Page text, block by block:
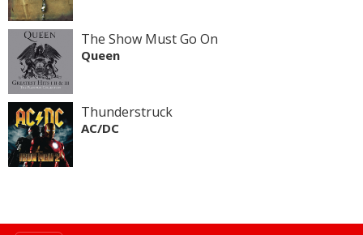
The Show Must Go On
Queen
Thunderstruck
AC/DC